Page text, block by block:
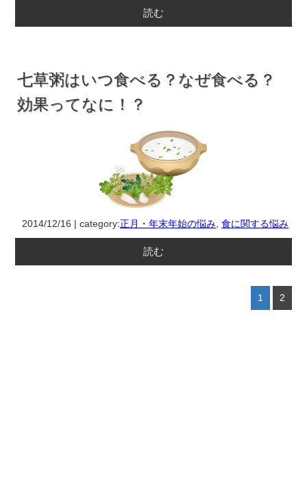
読む
七草粥はいつ食べる？なぜ食べる？
効果ってなに！？
2014/12/16 | category:正月・年末年始の悩み,食に関する悩み
読む
1 2